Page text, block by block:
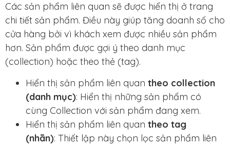
Các sản phẩm liên quan sẽ được hiển thị ở trang
chi tiết sản phẩm. Điều này giúp tăng doanh số cho
cửa hàng bởi vì khách xem được nhiều sản phẩm
hơn. Sản phẩm được gợi ý theo danh mục
(collection) hoặc theo thẻ (tag).
Hiển thị sản phẩm liên quan theo collection
(danh mục): Hiển thị những sản phẩm có
cùng Collection với sản phẩm đang xem.
Hiển thị sản phẩm liên quan theo tag
(nhãn): Thiết lập này chọn lọc sản phẩm liên